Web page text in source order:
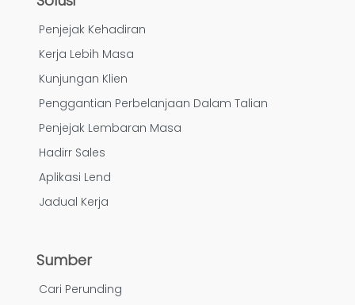
Penjejak Kehadiran
Kerja Lebih Masa
Kunjungan Klien
Penggantian Perbelanjaan Dalam Talian
Penjejak Lembaran Masa
Hadirr Sales
Aplikasi Lend
Jadual Kerja
Sumber
Cari Perunding